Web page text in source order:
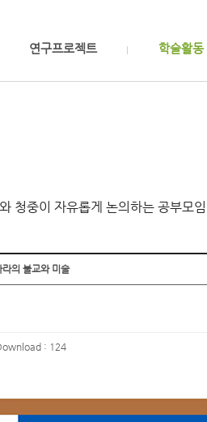
연구프로젝트 학술활동
청중이 자유롭게 논의하는 공부모
의 불교와 미술
: 124